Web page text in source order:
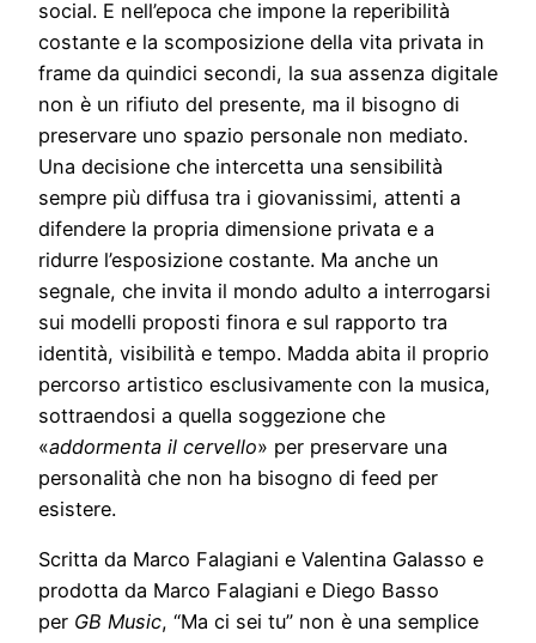
social. E nell’epoca che impone la reperibilità
costante e la scomposizione della vita privata in
frame da quindici secondi, la sua assenza digitale
non è un rifiuto del presente, ma il bisogno di
preservare uno spazio personale non mediato.
Una decisione che intercetta una sensibilità
sempre più diffusa tra i giovanissimi, attenti a
difendere la propria dimensione privata e a
ridurre l’esposizione costante. Ma anche un
segnale, che invita il mondo adulto a interrogarsi
sui modelli proposti finora e sul rapporto tra
identità, visibilità e tempo. Madda abita il proprio
percorso artistico esclusivamente con la musica,
sottraendosi a quella soggezione che
«addormenta il cervello» per preservare una
personalità che non ha bisogno di feed per
esistere.
Scritta da Marco Falagiani e Valentina Galasso e
prodotta da Marco Falagiani e Diego Basso
per GB Music, “Ma ci sei tu” non è una semplice